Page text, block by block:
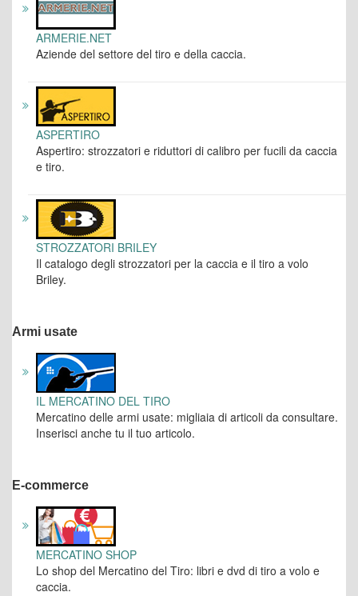
ARMERIE.NET
Aziende del settore del tiro e della caccia.
ASPERTIRO
Aspertiro: strozzatori e riduttori di calibro per fucili da caccia
e tiro.
STROZZATORI BRILEY
Il catalogo degli strozzatori per la caccia e il tiro a volo
Briley.
Armi usate
IL MERCATINO DEL TIRO
Mercatino delle armi usate: migliaia di articoli da consultare.
Inserisci anche tu il tuo articolo.
E-commerce
MERCATINO SHOP
Lo shop del Mercatino del Tiro: libri e dvd di tiro a volo e
caccia.